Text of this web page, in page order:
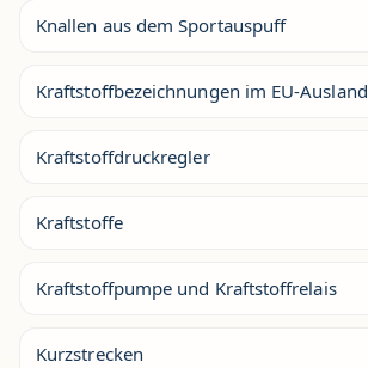
Knallen aus dem Sportauspuff
Kraftstoffbezeichnungen im EU-Ausland
Kraftstoffdruckregler
Kraftstoffe
Kraftstoffpumpe und Kraftstoffrelais
Kurzstrecken